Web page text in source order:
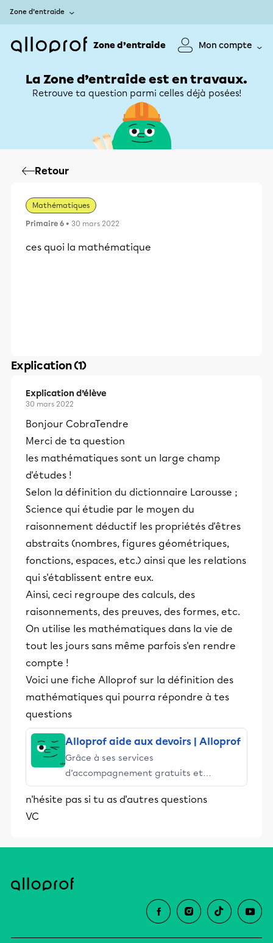
Zone d’entraide
Zone d’entraide Mon compte
La Zone d’entraide est en travaux.
Retrouve ta question parmi celles déjà posées!
Retour
Mathématiques
Primaire 6 • 30 mars 2022
ces quoi la mathématique
Explication (1)
Explication d’élève
30 mars 2022
Bonjour CobraTendre
Merci de ta question
les mathématiques sont un large champ
d'études !
Selon la définition du dictionnaire Larousse ;
Science qui étudie par le moyen du
raisonnement déductif les propriétés d'êtres
abstraits (nombres, figures géométriques,
fonctions, espaces, etc.) ainsi que les relations
qui s'établissent entre eux.
Ainsi, ceci regroupe des calculs, des
raisonnements, des preuves, des formes, etc.
On utilise les mathématiques dans la vie de
tout les jours sans même parfois s'en rendre
compte !
Voici une fiche Alloprof sur la définition des
mathématiques qui pourra répondre à tes
questions
Alloprof aide aux devoirs | Alloprof
Grâce à ses services
d’accompagnement gratuits et
stimulants, Alloprof engage les élèves
et leurs parents dans la réussite
n'hésite pas si tu as d'autres questions
VC